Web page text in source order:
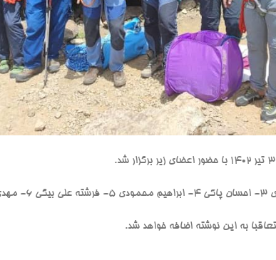
به این نوشته اضافه خواهد شد.